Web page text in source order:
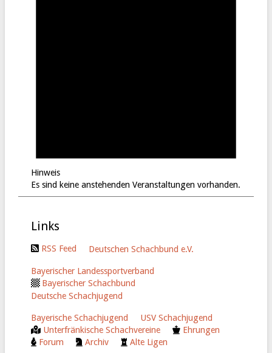
Hinweis
Es sind keine anstehenden Veranstaltungen vorhanden.
Links
RSS Feed Deutschen Schachbund e.V.
Bayerischer Landessportverband
Bayerischer Schachbund
Deutsche Schachjugend
Bayerische Schachjugend
USV Schachjugend
Unterfränkische Schachvereine
Ehrungen
Forum
Archiv Alte Ligen